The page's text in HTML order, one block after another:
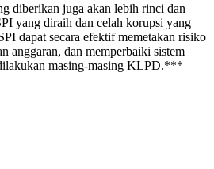
diberikan juga akan lebih rinci dan
yang diraih dan celah korupsi yang
dapat secara efektif memetakan risiko
anggaran, dan memperbaiki sistem
masing-masing KLPD.***